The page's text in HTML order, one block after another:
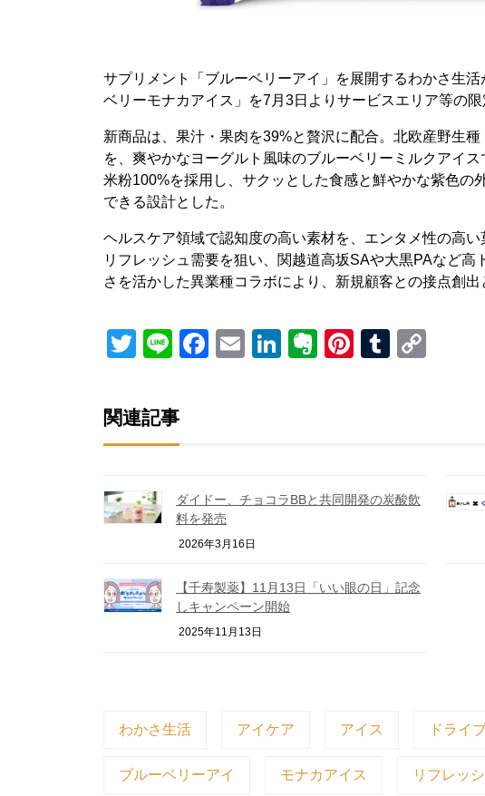
サプリメント「ブルーベリーアイ」を展開するわかさ生
ベリーモナカアイス」を7月3日よりサービスエリア等の
新商品は、果汁・果肉を39%と贅沢に配合。北欧産野生
を、爽やかなヨーグルト風味のブルーベリーミルクアイ
米粉100%を採用し、サクッとした食感と鮮やかな紫色の
できる設計とした。
ヘルスケア領域で認知度の高い素材を、エンタメ性の高
リフレッシュ需要を狙い、関越道高坂SAや大黒PAなど
さを活かした異業種コラボにより、新規顧客との接点創
Twitter
LineFacebook
EmailLinkedIn
Evernote
Pinterest
Tumblr
関連記事
ダイドー、チョコラBBと共同開発の炭酸飲
料を発売
2026年3月16日
【千寿製薬】11月13日「いい眼の日」記念
しキャンペーン開始
2025年11月13日
わかさ生活 アイケア アイス ドライ
ブルーベリーアイ モナカアイス リフレッシ